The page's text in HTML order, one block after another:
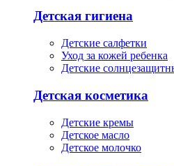
Детская гигиена
Детские салфетки
Уход за кожей ребенка
Детские
Детская косметика
Детские кремы
Детское масло
Детское молочко